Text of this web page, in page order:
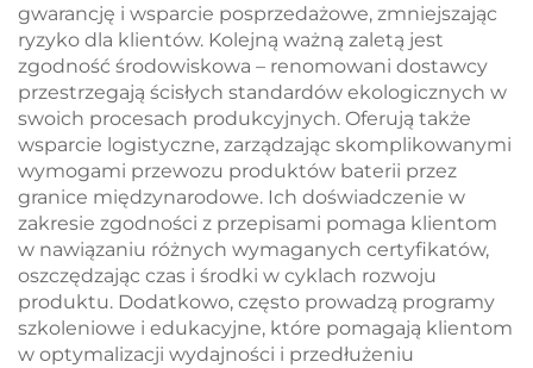
gwarancję i wsparcie posprzedażowe, zmniejszając
ryzyko dla klientów. Kolejną ważną zaletą jest
zgodność środowiskowa – renomowani dostawcy
przestrzegają ścisłych standardów ekologicznych w
swoich procesach produkcyjnych. Oferują także
wsparcie logistyczne, zarządzając skomplikowanymi
wymogami przewozu produktów baterii przez
granice międzynarodowe. Ich doświadczenie w
zakresie zgodności z przepisami pomaga klientom
w nawiązaniu różnych wymaganych certyfikatów,
oszczędzając czas i środki w cyklach rozwoju
produktu. Dodatkowo, często prowadzą programy
szkoleniowe i edukacyjne, które pomagają klientom
w optymalizacji wydajności i przedłużeniu